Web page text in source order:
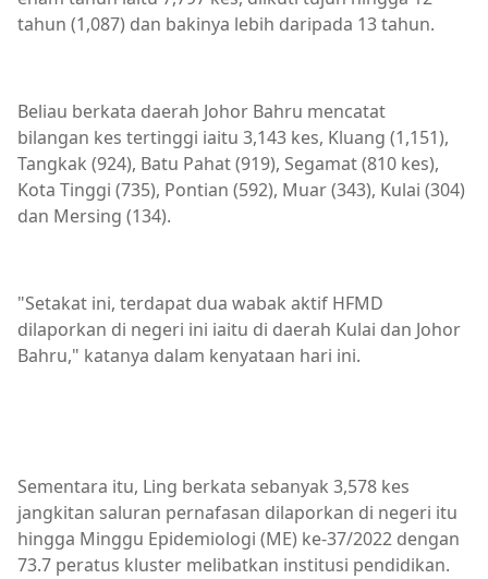
tahun (1,087) dan bakinya lebih daripada 13 tahun.
Beliau berkata daerah Johor Bahru mencatat
bilangan kes tertinggi iaitu 3,143 kes, Kluang (1,151),
Tangkak (924), Batu Pahat (919), Segamat (810 kes),
Kota Tinggi (735), Pontian (592), Muar (343), Kulai (304)
dan Mersing (134).
"Setakat ini, terdapat dua wabak aktif HFMD
dilaporkan di negeri ini iaitu di daerah Kulai dan Johor
Bahru," katanya dalam kenyataan hari ini.
Sementara itu, Ling berkata sebanyak 3,578 kes
jangkitan saluran pernafasan dilaporkan di negeri itu
hingga Minggu Epidemiologi (ME) ke-37/2022 dengan
73.7 peratus kluster melibatkan institusi pendidikan.